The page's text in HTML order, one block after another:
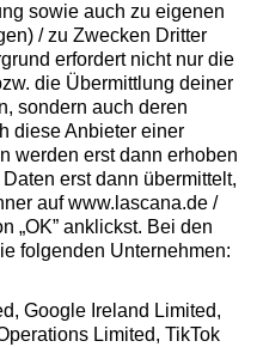
sowie auch zu eigenen
/ zu Zwecken Dritter
erfordert nicht nur die
die Übermittlung deiner
sondern auch deren
diese Anbieter einer
werden erst dann erhoben
erst dann übermittelt,
auf www.lascana.de /
„OK” anklickst. Bei den
folgenden Unternehmen:
Google Ireland Limited,
Limited, TikTok